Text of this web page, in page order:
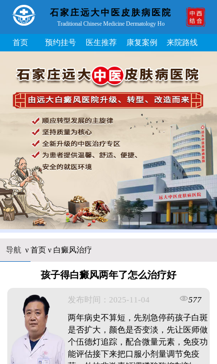
石家庄远大中医皮肤病医院
Traditional Chinese Medicine Dermatology Ho
首页 预约挂号 医生推荐 康复案例 来院路线
导航 ν 首页ν 白癜风治疗
孩子得白癜风两年了怎么治疗好
发布时间：2025-11-04
577
两年病史不算短，先别急停药孩子白斑
是否扩大，颜色是否变淡，先让医师做
个伍德灯追踪，配合微量元素，免疫功
能评估接下来把口服小剂量调节免疫